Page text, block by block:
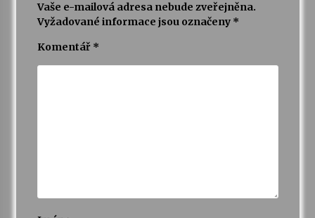
14. 7. 2026
odkaz Josefa Čapka
30. 6. 2026
Vaše e-mailová adresa nebude zveřejněna.
Vyžadované informace jsou označeny *
Komentář *